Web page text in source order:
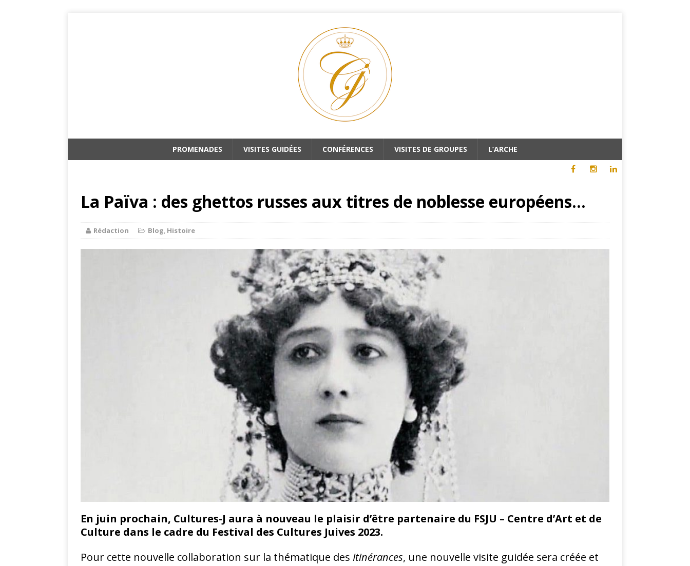
PROMENADES VISITES GUIDÉES CONFÉRENCES VISITES DE GROUPES L’ARCHE
La Païva : des ghettos russes aux titres de noblesse européens…
Rédaction Blog, Histoire
En juin prochain, Cultures-J aura à nouveau le plaisir d’être partenaire du FSJU – Centre d’Art et de
Culture dans le cadre du Festival des Cultures Juives 2023.
Pour cette nouvelle collaboration sur la thématique des Itinérances, une nouvelle visite guidée sera créée et